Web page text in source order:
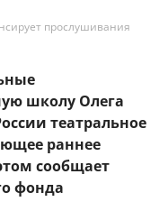
прослушивания
школу Олега
театральное
раннее
сообщает
фонда